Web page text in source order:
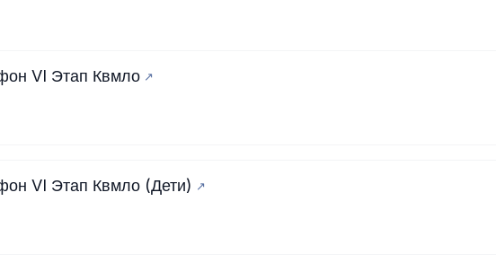
VI Этап Квмло
VI Этап Квмло (Дети)